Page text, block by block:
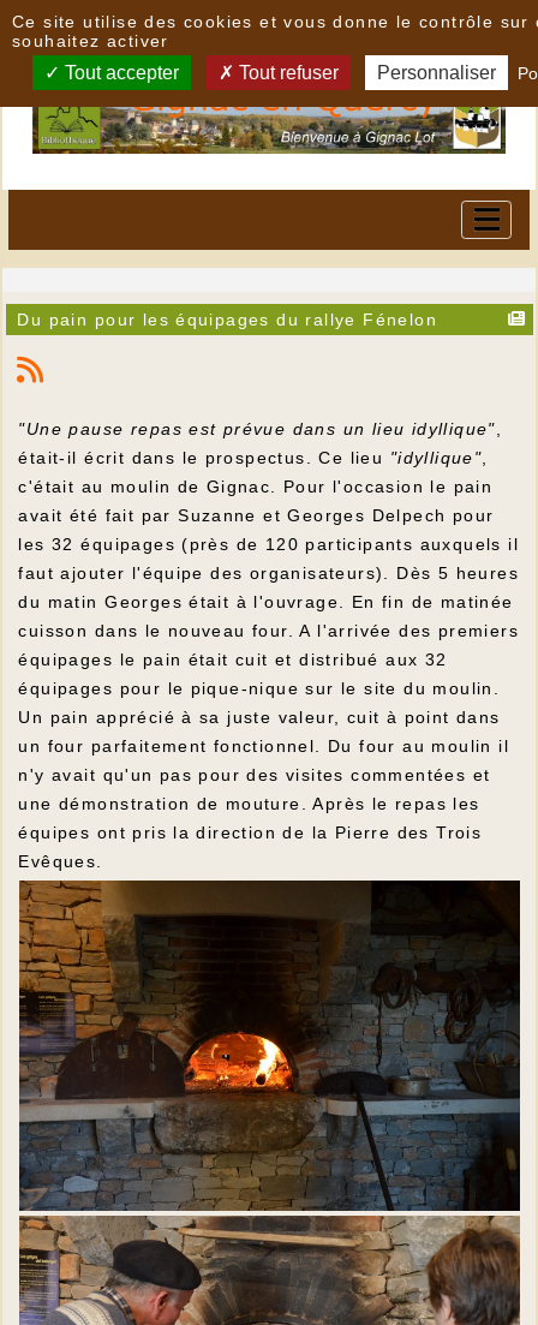
Du pain pour les équipages du rallye Fénelon
"Une pause repas est prévue dans un lieu idyllique",
était-il écrit dans le prospectus. Ce lieu "idyllique",
c'était au moulin de Gignac. Pour l'occasion le pain
avait été fait par Suzanne et Georges Delpech pour
les 32 équipages (près de 120 participants auxquels il
faut ajouter l'équipe des organisateurs). Dès 5 heures
du matin Georges était à l'ouvrage. En fin de matinée
cuisson dans le nouveau four. A l'arrivée des premiers
équipages le pain était cuit et distribué aux 32
équipages pour le pique-nique sur le site du moulin.
Un pain apprécié à sa juste valeur, cuit à point dans
un four parfaitement fonctionnel. Du four au moulin il
n'y avait qu'un pas pour des visites commentées et
une démonstration de mouture. Après le repas les
équipes ont pris la direction de la Pierre des Trois
Evêques.
Ce site utilise des cookies et vous donne le contrôle sur
souhaitez activer
Tout accepter Tout refuser Personnaliser